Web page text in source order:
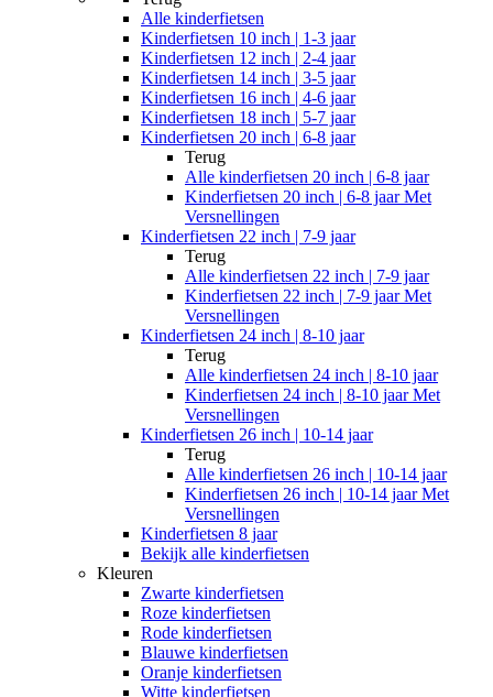
Alle kinderfietsen
Kinderfietsen 10 inch | 1-3 jaar
Kinderfietsen 12 inch | 2-4 jaar
Kinderfietsen 14 inch | 3-5 jaar
Kinderfietsen 16 inch | 4-6 jaar
Kinderfietsen 18 inch | 5-7 jaar
Kinderfietsen 20 inch | 6-8 jaar
Terug
Alle kinderfietsen 20 inch | 6-8 jaar
Kinderfietsen 20 inch | 6-8 jaar Met
Versnellingen
Kinderfietsen 22 inch | 7-9 jaar
Terug
Alle kinderfietsen 22 inch | 7-9 jaar
Kinderfietsen 22 inch | 7-9 jaar Met
Versnellingen
Kinderfietsen 24 inch | 8-10 jaar
Terug
Alle kinderfietsen 24 inch | 8-10 jaar
Kinderfietsen 24 inch | 8-10 jaar Met
Versnellingen
Kinderfietsen 26 inch | 10-14 jaar
Terug
Alle kinderfietsen 26 inch | 10-14 jaar
Kinderfietsen 26 inch | 10-14 jaar Met
Versnellingen
Kinderfietsen 8 jaar
Bekijk alle kinderfietsen
Kleuren
Zwarte kinderfietsen
Roze kinderfietsen
Rode kinderfietsen
Blauwe kinderfietsen
Oranje kinderfietsen
Witte kinderfietsen